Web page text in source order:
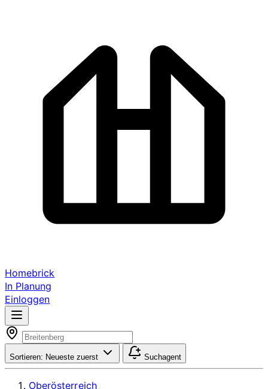
Homebrick
In Planung
Einloggen
Sortieren: Neueste zuerst Suchagent
Oberösterreich